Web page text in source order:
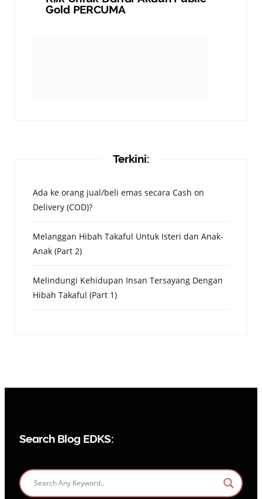
Gold PERCUMA
Terkini:
Ada ke orang jual/beli emas secara Cash on
Delivery (COD)?
Melanggan Hibah Takaful Untuk Isteri dan Anak-
Anak (Part 2)
Melindungi Kehidupan Insan Tersayang Dengan
Hibah Takaful (Part 1)
Search Blog EDKS: